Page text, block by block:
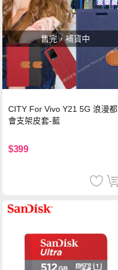
售完，補貨中
CITY For Vivo Y21 5G 浪漫都
會支架皮套-藍
$399